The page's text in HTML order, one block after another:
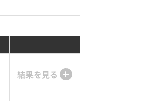
結果を見る